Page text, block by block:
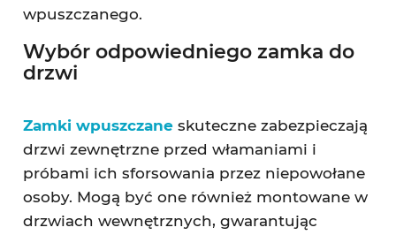
wpuszczanego.
Wybór odpowiedniego zamka do
drzwi
Zamki wpuszczane skuteczne zabezpieczają
drzwi zewnętrzne przed włamaniami i
próbami ich sforsowania przez niepowołane
osoby. Mogą być one również montowane w
drzwiach wewnętrznych, gwarantując